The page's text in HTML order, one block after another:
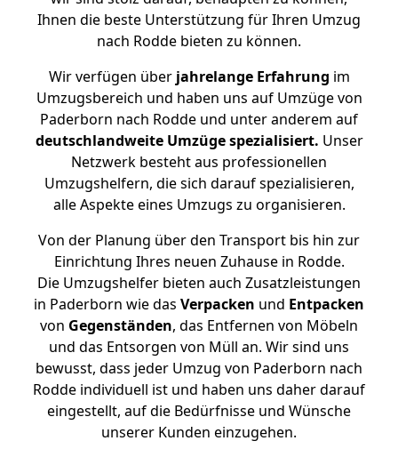
Ihnen die beste Unterstützung für Ihren Umzug
nach Rodde bieten zu können.
Wir verfügen überjahrelange Erfahrung im
Umzugsbereich und haben uns auf Umzüge von
Paderborn nach Rodde und unter anderem auf
deutschlandweite Umzüge spezialisiert. Unser
Netzwerk besteht aus professionellen
Umzugshelfern, die sich darauf spezialisieren,
alle Aspekte eines Umzugs zu organisieren.
Von der Planung über den Transport bis hin zur
Einrichtung Ihres neuen Zuhause in Rodde.
Die Umzugshelfer bieten auch Zusatzleistungen
in Paderborn wie das Verpacken und Entpacken
von Gegenständen, das Entfernen von Möbeln
und das Entsorgen von Müll an. Wir sind uns
bewusst, dass jeder Umzug von Paderborn nach
Rodde individuell ist und haben uns daher darauf
eingestellt, auf die Bedürfnisse und Wünsche
unserer Kunden einzugehen.